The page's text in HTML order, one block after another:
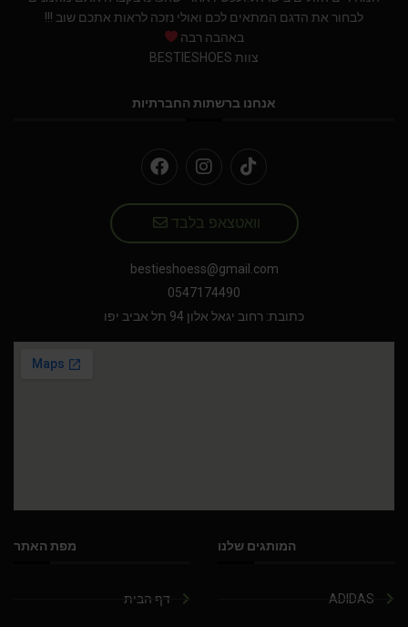
לבחור את הדגם המתאים לכם ואולי נזכה לראות אתכם שוב !!!
באהבה רבה
צוות BESTIESHOES
אנחנו ברשתות החברתיות
וואטצאפ בלבד
bestieshoess@gmail.com
0547174490
כתובת: רחוב יגאל אלון 94 תל אביב יפו
המותגים שלנו
ADIDAS
מפת האתר
דף הבית